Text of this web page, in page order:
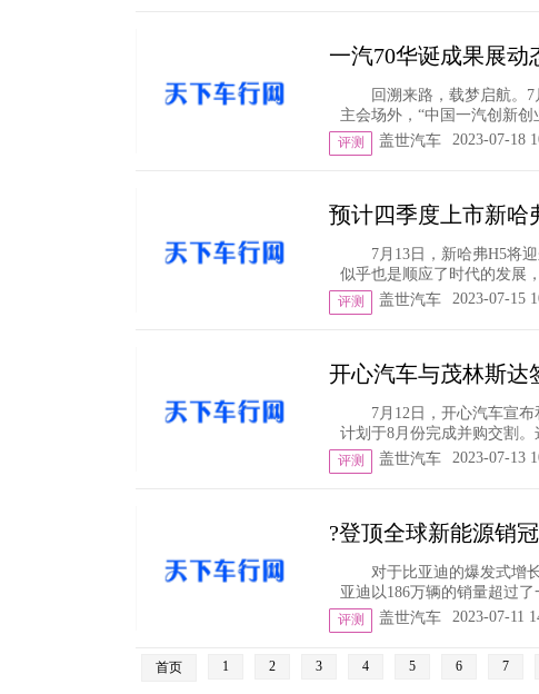
一汽70华诞成果展动
回溯来路，载梦启航。
主会场外，“中国一汽创新
评测 盖世汽车 2023-07-18
预计四季度上市新哈
7月13日，新哈弗H5将
似乎也是顺应了时代的发展
评测 盖世汽车 2023-07-15
开心汽车与茂林斯达
7月12日，开心汽车宣
计划于8月份完成并购交割
评测 盖世汽车 2023-07-13
?登顶全球新能源销
对于比亚迪的爆发式增
亚迪以186万辆的销量超过
评测 盖世汽车 2023-07-11
首页 1 2 3 4 5 6 7